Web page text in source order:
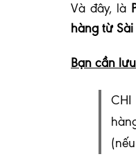
Và đây, là
hàng từ
Bạn cần
CHI